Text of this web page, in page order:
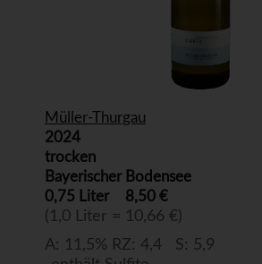
Müller-Thurgau
2024
trocken
Bayerischer Bodensee
0,75 Liter
8,50 €
(1,0 Liter = 10,66 €)
A: 11,5% RZ: 4,4 S: 5,9